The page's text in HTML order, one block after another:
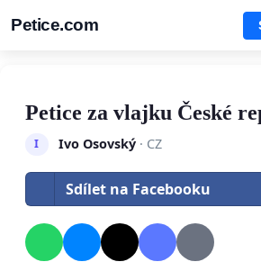
Petice.com
Petice za vlajku České
I Ivo Osovský· CZ
Sdílet na Facebooku